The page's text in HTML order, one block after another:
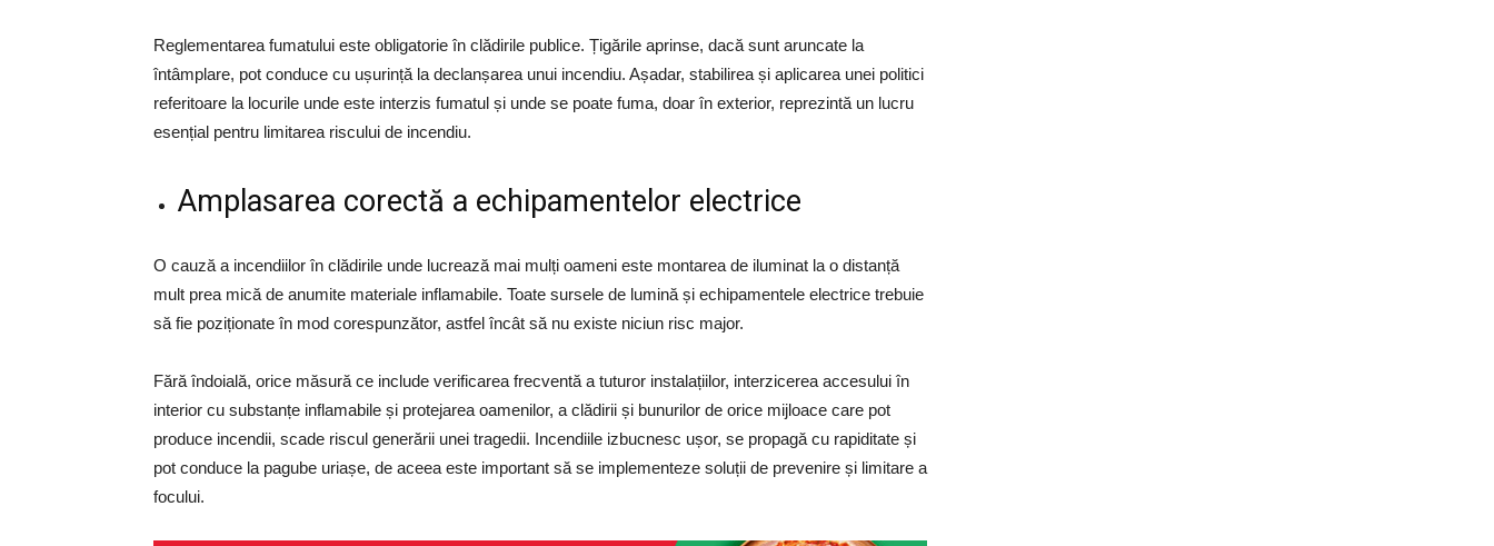
Reglementarea fumatului este obligatorie în clădirile publice. Țigările aprinse, dacă sunt aruncate la
întâmplare, pot conduce cu ușurință la declanșarea unui incendiu. Așadar, stabilirea și aplicarea unei politici
referitoare la locurile unde este interzis fumatul și unde se poate fuma, doar în exterior, reprezintă un lucru
esențial pentru limitarea riscului de incendiu.
Amplasarea corectă a echipamentelor electrice
O cauză a incendiilor în clădirile unde lucrează mai mulți oameni este montarea de iluminat la o distanță
mult prea mică de anumite materiale inflamabile. Toate sursele de lumină și echipamentele electrice trebuie
să fie poziționate în mod corespunzător, astfel încât să nu existe niciun risc major.
Fără îndoială, orice măsură ce include verificarea frecventă a tuturor instalațiilor, interzicerea accesului în
interior cu substanțe inflamabile și protejarea oamenilor, a clădirii și bunurilor de orice mijloace care pot
produce incendii, scade riscul generării unei tragedii. Incendiile izbucnesc ușor, se propagă cu rapiditate și
pot conduce la pagube uriașe, de aceea este important să se implementeze soluții de prevenire și limitare a
focului.